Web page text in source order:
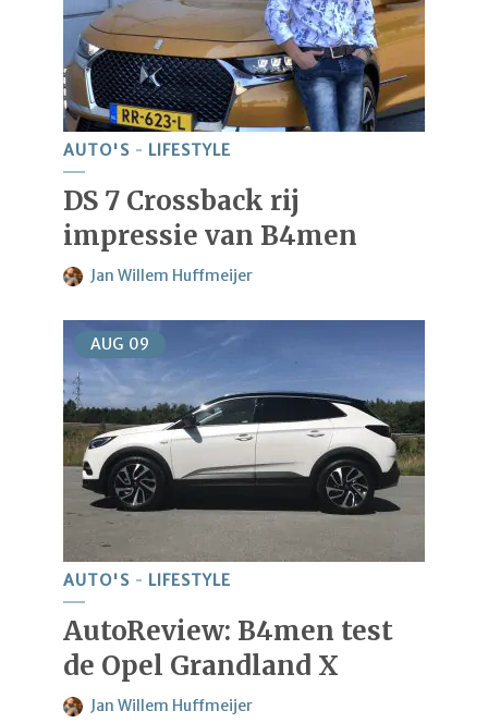
AUTO'S LIFESTYLE
DS 7 Crossback rij
impressie van B4men
Jan Willem Huffmeijer
AUG 09
AUTO'S LIFESTYLE
AutoReview: B4men test
de Opel Grandland X
Jan Willem Huffmeijer